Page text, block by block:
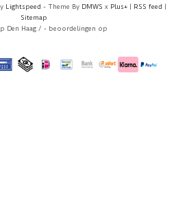
Lightspeed - Theme By DMWS x Plus+ | RSS feed |
Sitemap
Den Haag / - beoordelingen op